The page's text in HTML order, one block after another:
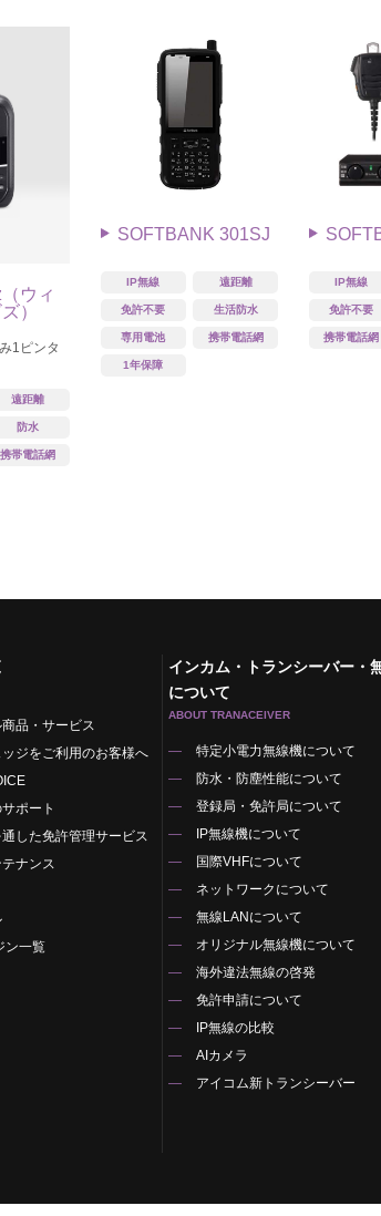
ウィ
）
1ピンタ
遠距離
防水
携帯電話網
SOFTBANK 301SJ
IP無線 遠距離
免許不要 生活防水
専用電池 携帯電話網
1年保障
IP無線
免許不要
携帯電話網
品・サービス
ジをご利用のお客様へ
ポート
した免許管理サービス
ナンス
ン一覧
インカム・トランシーバー・
について
ABOUT TRANACEIVER
特定小電力無線機について
防水・防塵性能について
登録局・免許局について
IP無線機について
国際VHFについて
ネットワークについて
無線LANについて
オリジナル無線機について
海外違法無線の啓発
免許申請について
IP無線の比較
AIカメラ
アイコム新トランシーバー